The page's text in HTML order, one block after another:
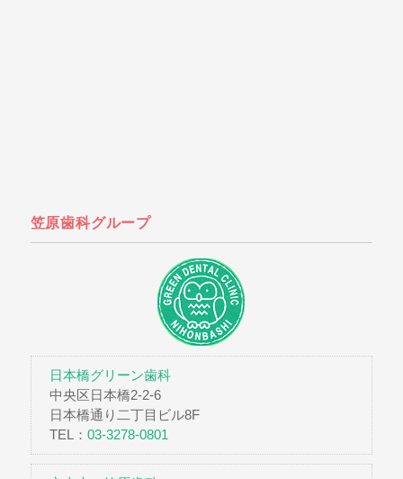
笠原歯科グループ
日本橋グリーン歯科
中央区日本橋2-2-6
日本橋通り二丁目ビル8F
TEL： 03-3278-0801